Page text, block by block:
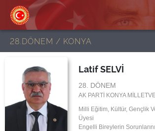
28.DÖNEM / KONYA
Latif SELVİ
28. DÖNEM
AK PARTİ KONYA
Milli Eğitim, Kültür, Gençlik
Üyesi
Engelli Bireylerin